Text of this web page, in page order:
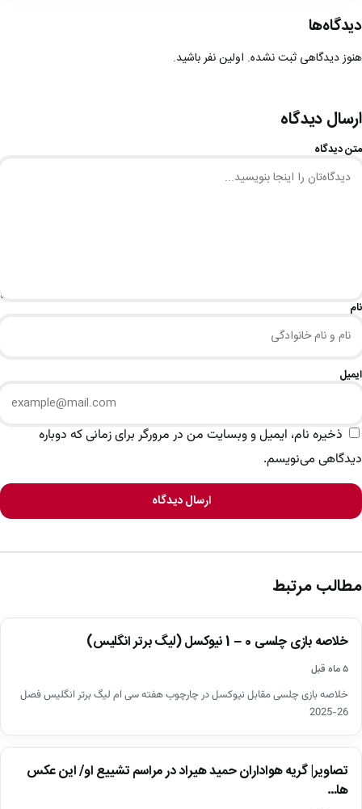
دیدگاه‌ها
هنوز دیدگاهی ثبت نشده. اولین نفر باشید.
ارسال دیدگاه
متن دیدگاه
نام
ایمیل
ذخیره نام، ایمیل و وبسایت من در مرورگر برای زمانی که دوباره
دیدگاهی می‌نویسم.
ارسال دیدگاه
مطالب مرتبط
خلاصه بازی چلسی 0 – 1 نیوکسل (لیگ برتر انگلیس)
۵ ماه قبل
خلاصه بازی چلسی مقابل نیوکسل در چارچوب هفته سی ام لیگ برتر انگلیس فصل
26-2025
تصاویر| گریه هواداران حمید هیراد در مراسم تشییع او/ این عکس
ها…